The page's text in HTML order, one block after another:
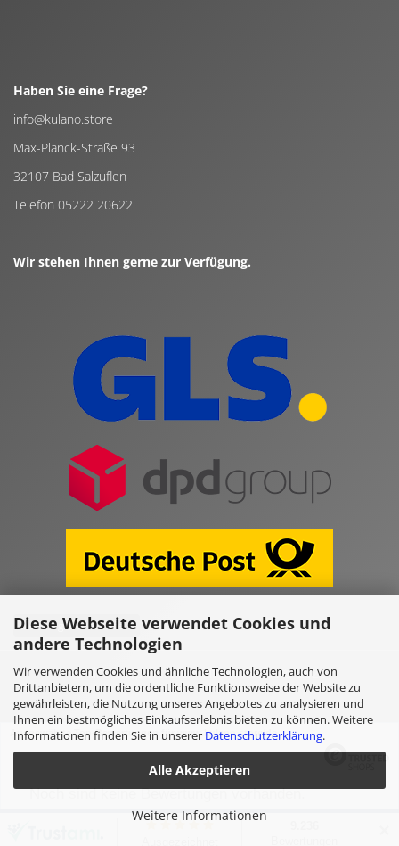
Diese Webseite verwendet Cookies und
andere Technologien
Wir verwenden Cookies und ähnliche Technologien, auch von
Drittanbietern, um die ordentliche Funktionsweise der Website zu
gewährleisten, die Nutzung unseres Angebotes zu analysieren und
Ihnen ein bestmögliches Einkaufserlebnis bieten zu können. Weitere
Informationen finden Sie in unserer Datenschutzerklärung.
Alle Akzeptieren
Weitere Informationen
Haben Sie eine Frage?
info@kulano.store
Max-Planck-Straße 93
32107 Bad Salzuflen
Telefon 05222 20622
Wir stehen Ihnen gerne zur Verfügung.
Vertrag widerrufen
Online Shop erstellenmit Gambio.de © 2026
Ausgewählte Top-Bewertungen für www.kulano.store/de
Noch sind keine Bewertungen vorhanden.